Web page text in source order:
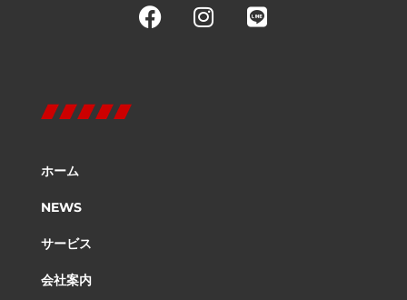
ホーム
NEWS
サービス
会社案内